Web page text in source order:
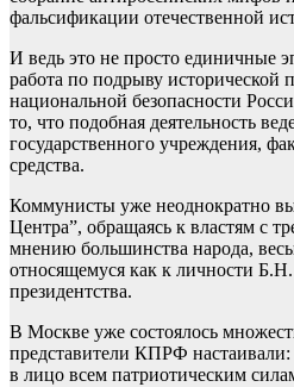
фальсификации отечественной
И ведь это не просто единичные
работа по подрыву исторической
национальной безопасности
то, что подобная деятельность
государственного учреждения,
средства.
Коммунисты уже неоднократно
Центра”, обращаясь к властям с
мнению большинства народа,
относящемуся как к личности
президентства.
В Москве уже состоялось
представители КПРФ
в лицо всем патриотическим